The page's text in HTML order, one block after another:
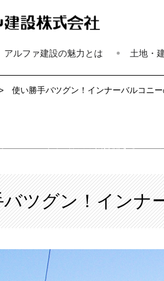
アルファ建設の魅力とは 土地・
使い勝手バツグン！インナーバルコニ
バツグン！インナ